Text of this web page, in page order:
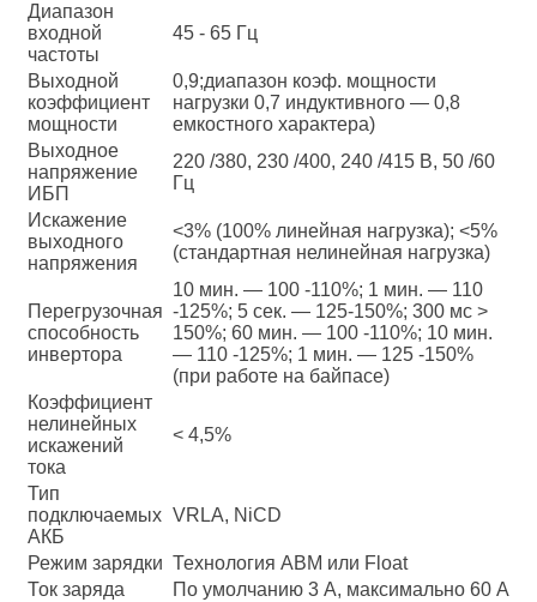
Диапазон
входной
частоты
45 - 65 Гц
Выходной
коэффициент
мощности
0,9;диапазон коэф. мощности
нагрузки 0,7 индуктивного — 0,8
емкостного характера)
Выходное
напряжение
ИБП
220 /380, 230 /400, 240 /415 В, 50 /60
Гц
Искажение
выходного
напряжения
<3% (100% линейная нагрузка); <5%
(стандартная нелинейная нагрузка)
Перегрузочная
способность
инвертора
10 мин. — 100 -110%; 1 мин. — 110
-125%; 5 сек. — 125-150%; 300 мс >
150%; 60 мин. — 100 -110%; 10 мин.
— 110 -125%; 1 мин. — 125 -150%
(при работе на байпасе)
Коэффициент
нелинейных
искажений
тока
< 4,5%
Тип
подключаемых
АКБ
VRLA, NiCD
Режим зарядки Технология ABM или Float
Ток заряда
По умолчанию 3 A, максимально 60 A